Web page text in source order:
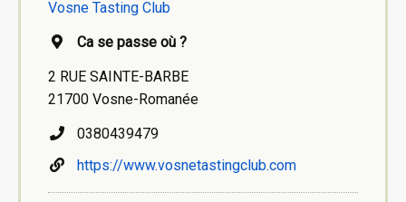
Vosne Tasting Club
Ca se passe où ?
2 RUE SAINTE-BARBE
21700 Vosne-Romanée
0380439479
https://www.vosnetastingclub.com